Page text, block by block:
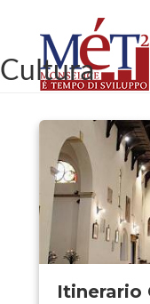
contenuto
principale
Cultura
Itinerario